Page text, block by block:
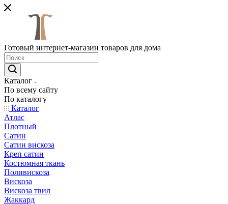
Готовый интернет-магазин товаров для дома
Каталог
По всему сайту
По каталогу
Каталог
Атлас
Плотный
Сатин
Сатин вискоза
Креп сатин
Костюмная ткань
Поливискоза
Вискоза
Вискоза твил
Жаккард